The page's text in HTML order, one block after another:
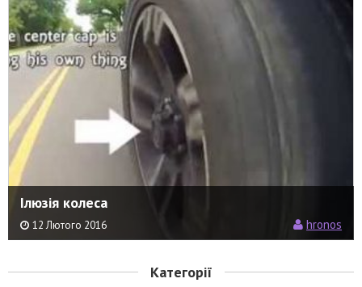
Ілюзія колеса
12 Лютого 2016 hronos
Категорії